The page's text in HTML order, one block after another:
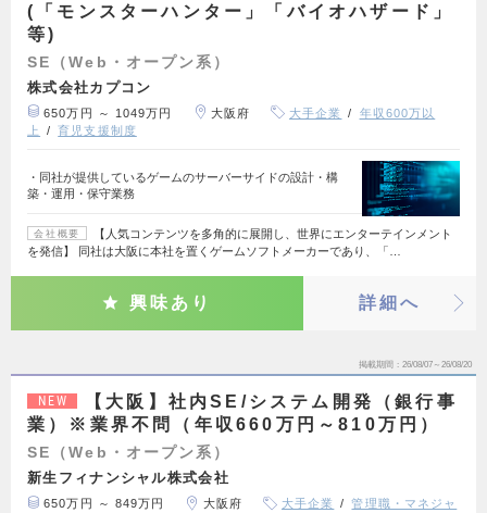
(「モンスターハンター」「バイオハザード」
等)
SE（Web・オープン系）
株式会社カプコン
650万円 ～ 1049万円 大阪府 大手企業
年収600万以
上
育児支援制度
・同社が提供しているゲームのサーバーサイドの設計・構
築・運用・保守業務
会社概要
【人気コンテンツを多角的に展開し、世界にエンターテインメント
を発信】 同社は大阪に本社を置くゲームソフトメーカーであり、「…
興味あり 詳細へ
掲載期間 26/08/07～26/08/20
NEW
【大阪】社内SE/システム開発（銀行事
業）※業界不問（年収660万円～810万円）
SE（Web・オープン系）
新生フィナンシャル株式会社
650万円 ～ 849万円 大阪府 大手企業
管理職・マネジャ